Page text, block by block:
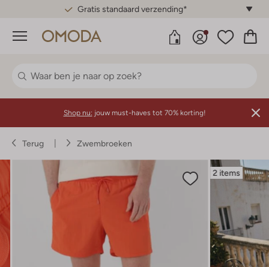
Gratis standaard verzending*
Menu
Shop nu: jouw must-haves tot 70% korting!
Terug Zwembroeken
2 items